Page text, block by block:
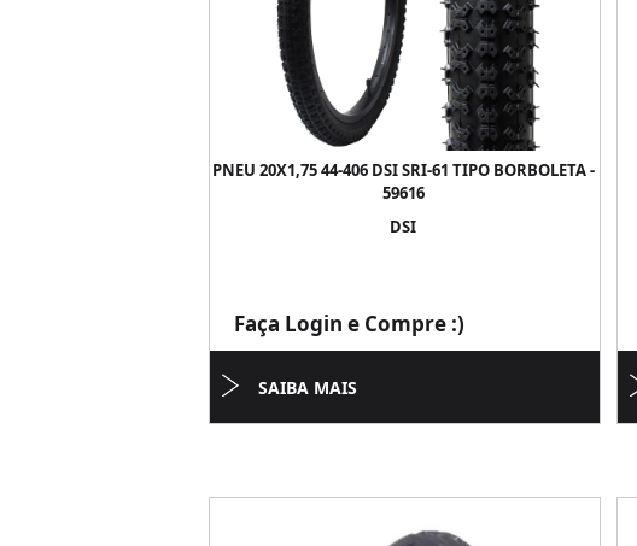
PNEU 20X1,75 44-406 DSI SRI-61 TIPO BORBOLETA -
59616
DSI
Faça Login e Compre :)
SAIBA MAIS